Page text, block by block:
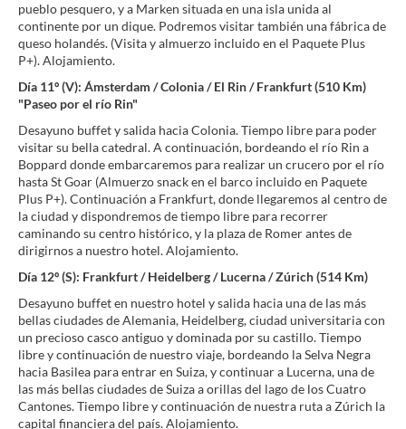
pueblo pesquero, y a Marken situada en una isla unida al
continente por un dique. Podremos visitar también una fábrica de
queso holandés. (Visita y almuerzo incluido en el Paquete Plus
P+). Alojamiento.
Día 11º (V): Ámsterdam / Colonia / El Rin / Frankfurt (510 Km)
"Paseo por el río Rin"
Desayuno buffet y salida hacia Colonia. Tiempo libre para poder
visitar su bella catedral. A continuación, bordeando el río Rin a
Boppard donde embarcaremos para realizar un crucero por el río
hasta St Goar (Almuerzo snack en el barco incluido en Paquete
Plus P+). Continuación a Frankfurt, donde llegaremos al centro de
la ciudad y dispondremos de tiempo libre para recorrer
caminando su centro histórico, y la plaza de Romer antes de
dirigirnos a nuestro hotel. Alojamiento.
Día 12º (S): Frankfurt / Heidelberg / Lucerna / Zúrich (514 Km)
Desayuno buffet en nuestro hotel y salida hacia una de las más
bellas ciudades de Alemania, Heidelberg, ciudad universitaria con
un precioso casco antiguo y dominada por su castillo. Tiempo
libre y continuación de nuestro viaje, bordeando la Selva Negra
hacia Basilea para entrar en Suiza, y continuar a Lucerna, una de
las más bellas ciudades de Suiza a orillas del lago de los Cuatro
Cantones. Tiempo libre y continuación de nuestra ruta a Zúrich la
capital financiera del país. Alojamiento.